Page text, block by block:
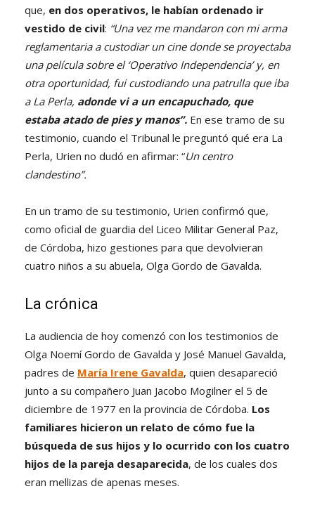
que, en dos operativos, le habían ordenado ir
vestido de civil: “Una vez me mandaron con mi arma
reglamentaria a custodiar un cine donde se proyectaba
una película sobre el ‘Operativo Independencia’ y, en
otra oportunidad, fui custodiando una patrulla que iba
a La Perla, adonde vi a un encapuchado, que
estaba atado de pies y manos”. En ese tramo de su
testimonio, cuando el Tribunal le preguntó qué era La
Perla, Urien no dudó en afirmar: “Un centro
clandestino”.
En un tramo de su testimonio, Urien confirmó que,
como oficial de guardia del Liceo Militar General Paz,
de Córdoba, hizo gestiones para que devolvieran
cuatro niños a su abuela, Olga Gordo de Gavalda.
La crónica
La audiencia de hoy comenzó con los testimonios de
Olga Noemí Gordo de Gavalda y José Manuel Gavalda,
padres de María Irene Gavalda, quien desapareció
junto a su compañero Juan Jacobo Mogilner el 5 de
diciembre de 1977 en la provincia de Córdoba. Los
familiares hicieron un relato de cómo fue la
búsqueda de sus hijos y lo ocurrido con los cuatro
hijos de la pareja desaparecida, de los cuales dos
eran mellizas de apenas meses.